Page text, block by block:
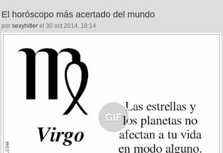
El horóscopo más acertado del mundo
por sexyhitler el 30 oct 2014, 18:14